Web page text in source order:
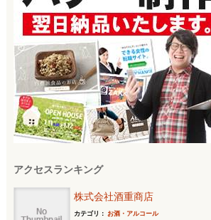
アクセスランキング
株式会社酒重商店
カテゴリ： お酒・アルコール